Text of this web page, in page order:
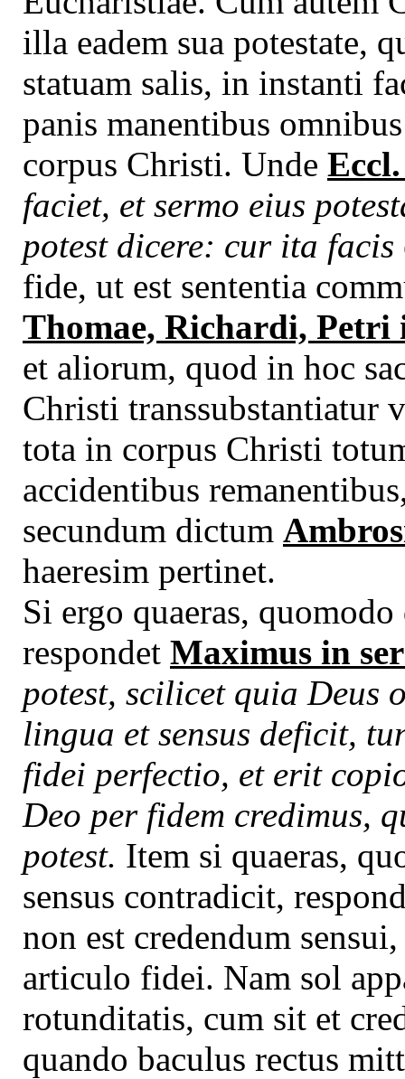
illa eadem sua potestate,
statuam salis, in instanti
panis manentibus
corpus Christi. Unde
faciet, et sermo eius
potest dicere: cur ita facis
fide, ut est sententia
Thomae, Richardi,
et aliorum, quod in hoc
Christi transsubstantiatur
tota in corpus Christi
accidentibus
secundum dictum
haeresim pertinet.
Si ergo quaeras,
respondet Maximus in
potest, scilicet quia Deus
lingua et sensus deficit,
fidei perfectio, et erit
Deo per fidem credimus,
potest. Item si quaeras,
sensus contradicit,
non est credendum
articulo fidei. Nam sol
rotunditatis, cum sit et
quando baculus rectus